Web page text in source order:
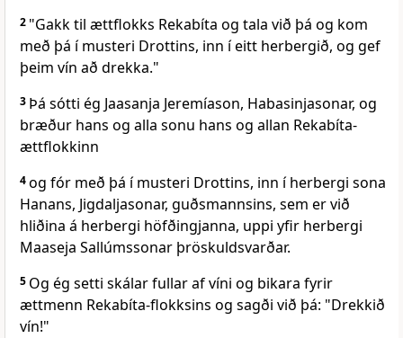
2 "Gakk til ættflokks Rekabíta og tala við þá og kom
með þá í musteri Drottins, inn í eitt herbergið, og gef
þeim vín að drekka."
3 Þá sótti ég Jaasanja Jeremíason, Habasinjasonar, og
bræður hans og alla sonu hans og allan Rekabíta-
ættflokkinn
4og fór með þá í musteri Drottins, inn í herbergi sona
Hanans, Jigdaljasonar, guðsmannsins, sem er við
hliðina á herbergi höfðingjanna, uppi yfir herbergi
Maaseja Sallúmssonar þröskuldsvarðar.
5 Og ég setti skálar fullar af víni og bikara fyrir
ættmenn Rekabíta-flokksins og sagði við þá: "Drekkið
vín!"